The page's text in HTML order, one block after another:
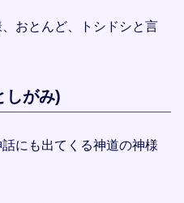
おとんど、トシドシと言
しがみ)
にも出てくる神道の神様